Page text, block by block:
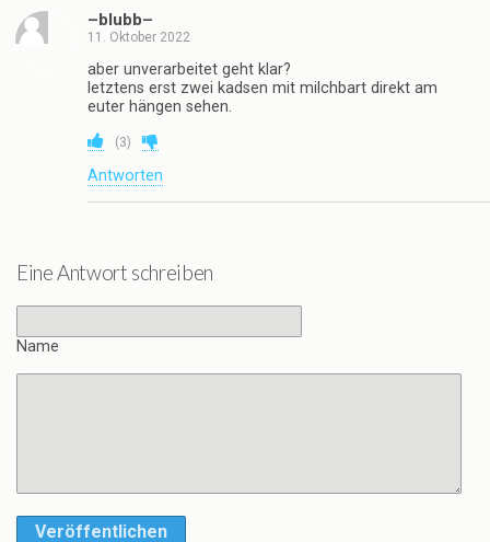
–blubb–
11. Oktober 2022
aber unverarbeitet geht klar?
letztens erst zwei kadsen mit milchbart direkt am
euter hängen sehen.
(3)
Antworten
Eine Antwort schreiben
Name
Veröffentlichen